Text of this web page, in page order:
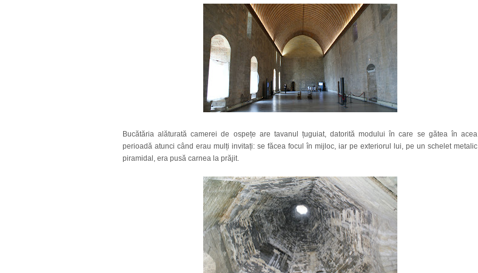
Bucătăria alăturată camerei de ospețe are tavanul țuguiat, datorită modului în care se gătea în acea
perioadă atunci când erau mulți invitați: se făcea focul în mijloc, iar pe exteriorul lui, pe un schelet metalic
piramidal, era pusă carnea la prăjit.